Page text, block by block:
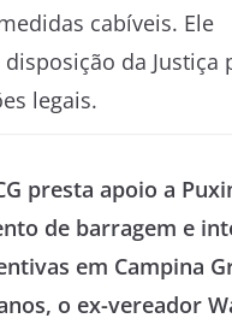
cabíveis. Ele
da Justiça
legais.
presta apoio a
de barragem e
em Campina
o ex-vereador